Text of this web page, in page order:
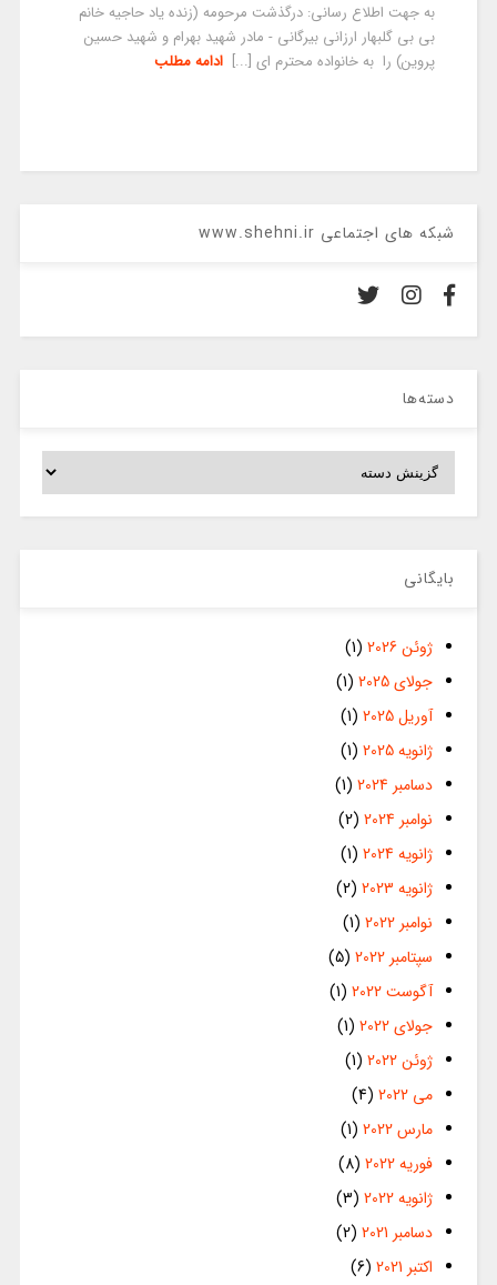
به جهت اطلاع رسانی: درگذشت مرحومه (زنده یاد حاجیه خانم
بی بی گلبهار ارزانی بیرگانی - مادر شهید بهرام و شهید حسین
پروین) را به خانواده محترم ای [...] ادامه مطلب
شبکه های اجتماعی www.shehni.ir
دسته‌ها
دسته‌ها
بایگانی
ژوئن 2026
(1)
جولای 2025
(1)
آوریل 2025
(1)
ژانویه 2025
(1)
دسامبر 2024
(1)
نوامبر 2024
(2)
ژانویه 2024
(1)
ژانویه 2023
(2)
نوامبر 2022
(1)
سپتامبر 2022
(5)
آگوست 2022
(1)
جولای 2022
(1)
ژوئن 2022
(1)
می 2022
(4)
مارس 2022
(1)
فوریه 2022
(8)
ژانویه 2022
(3)
دسامبر 2021
(2)
اکتبر 2021
(6)